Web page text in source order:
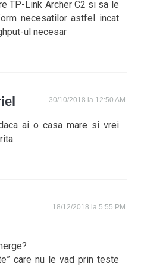
TP-Link Archer C2 si sa le
necesatilor astfel incat
ul necesar
30/10/2018 la 12:50 AM
ai o casa mare si vrei
18/12/2018 la 5:55 PM
care nu le vad prin teste